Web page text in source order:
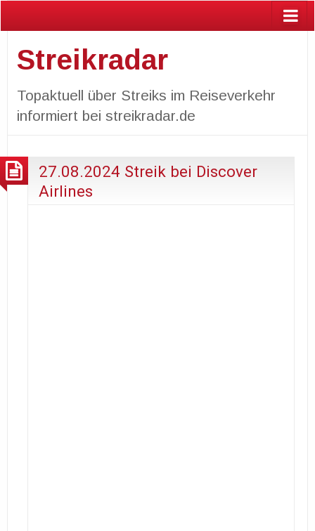
Streikradar
Topaktuell über Streiks im Reiseverkehr
informiert bei streikradar.de
27.08.2024 Streik bei Discover
Airlines